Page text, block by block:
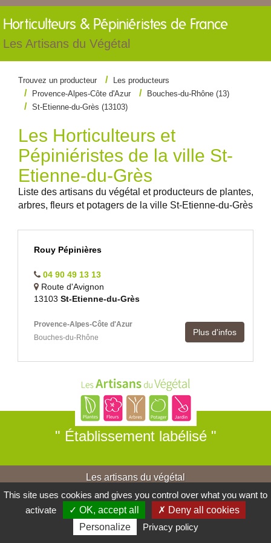
Horticulteurs & Pépiniéristes de France
Les Artisans du Végétal
Trouvez un producteur
Les producteurs
Provence-Alpes-Côte d'Azur
Bouches-du-Rhône (13)
St-Etienne-du-Grès (13103)
Les Horticulteurs et
Pépiniéristes de la ville St-
Etienne-du-Grès
Liste des artisans du végétal et producteurs de plantes,
arbres, fleurs et potagers de la ville St-Etienne-du-Grès
Rouy Pépinières
04 90 49 13 13
Route d'Avignon
13103 St-Etienne-du-Grès
Provence-Alpes-Côte d'Azur
Bouches-du-Rhône
Plus d'infos
" Établissement labélisé "
Les artisans du végétal
Horticulteurs et pépinièristes de France
This site uses cookies and gives you control over what you want to
activate
✓ OK, accept all
✗ Deny all cookies
Personalize
Privacy policy